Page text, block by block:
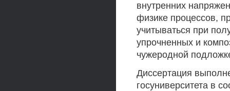
внутренних
физике процессов,
учитываться при
упрочненных и
чужеродной
Диссертация
госуниверситета в